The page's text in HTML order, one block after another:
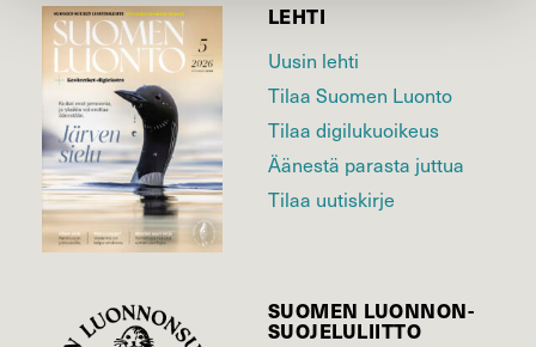
LEHTI
Uusin lehti
Tilaa Suomen Luonto
Tilaa digilukuoikeus
Äänestä parasta juttua
Tilaa uutiskirje
SUOMEN LUONNON­
SUOJELU­LIITTO